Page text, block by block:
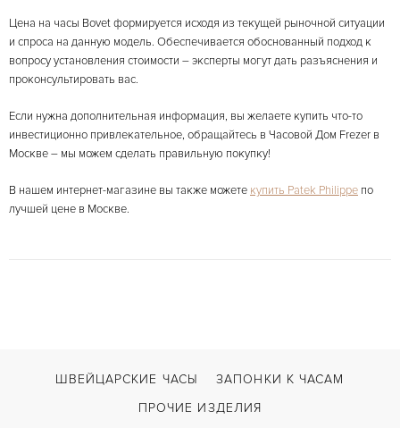
Цена на часы Bovet формируется исходя из текущей рыночной ситуации
и спроса на данную модель. Обеспечивается обоснованный подход к
вопросу установления стоимости – эксперты могут дать разъяснения и
проконсультировать вас.
Если нужна дополнительная информация, вы желаете купить что-то
инвестиционно привлекательное, обращайтесь в Часовой Дом Frezer в
Москве – мы можем сделать правильную покупку!
В нашем интернет-магазине вы также можете купить Patek Philippe по
лучшей цене в Москве.
ШВЕЙЦАРСКИЕ ЧАСЫ
ЗАПОНКИ К ЧАСАМ
ПРОЧИЕ ИЗДЕЛИЯ